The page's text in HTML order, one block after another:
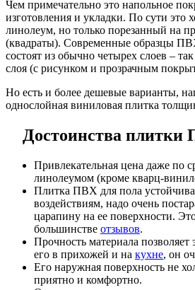
Чем примечательно это напольное
изготовления и укладки. По сути это
линолеум, но только порезанный на
(квадраты). Современные образцы
состоят из обычно четырех слоев –
слоя (с рисунком и прозрачным
Но есть и более дешевые варианты,
однослойная виниловая плитка
Достоинства плитки
Привлекательная цена даже по
линолеумом (кроме кварц-
Плитка ПВХ для пола
воздействиям, надо очень
царапину на ее поверхности.
большинстве отзывов.
Прочность материала
его в прихожей и на кухне, он
Его наружная поверхность не
приятно и комфортно.